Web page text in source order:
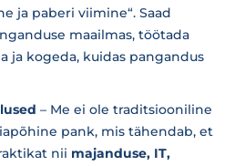
ja paberi viimine“. Saad
maailmas, töötada
ja kogeda, kuidas pangandus
– Me ei ole traditsiooniline
pank, mis tähendab, et
nii majanduse, IT,